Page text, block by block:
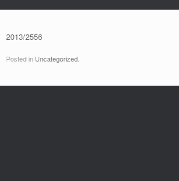
2013/2556
Posted in Uncategorized